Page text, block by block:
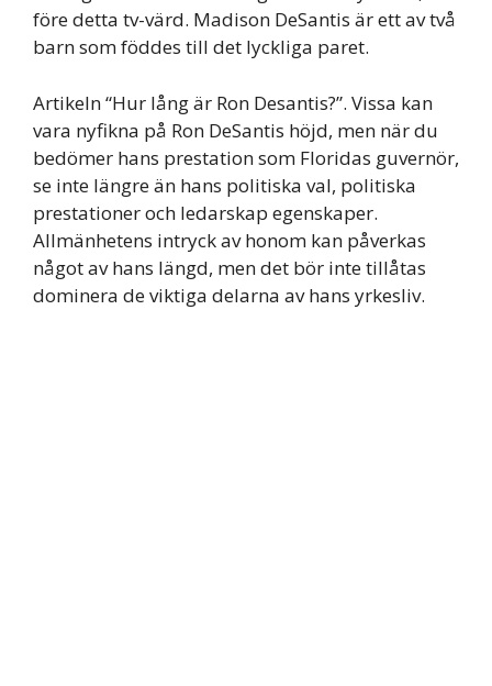
före detta tv-värd. Madison DeSantis är ett av två
barn som föddes till det lyckliga paret.
Artikeln “Hur lång är Ron Desantis?”. Vissa kan
vara nyfikna på Ron DeSantis höjd, men när du
bedömer hans prestation som Floridas guvernör,
se inte längre än hans politiska val, politiska
prestationer och ledarskap egenskaper.
Allmänhetens intryck av honom kan påverkas
något av hans längd, men det bör inte tillåtas
dominera de viktiga delarna av hans yrkesliv.